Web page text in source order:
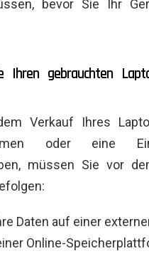
bevor Sie Ihr
Ihren gebrauchten
Verkauf Ihres
oder eine
müssen Sie vor
Daten auf einer
Online-